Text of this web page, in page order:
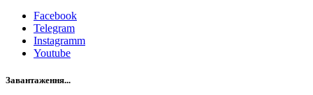
Facebook
Telegram
Instagramm
Youtube
Завантаження...